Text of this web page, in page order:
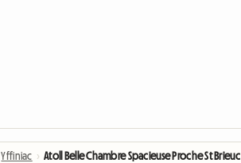
Yffiniac › Atoll Belle Chambre Spacieuse Proche St Brieuc